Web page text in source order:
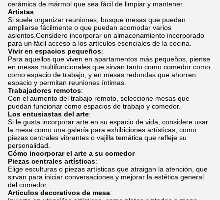
cerámica de mármol que sea fácil de limpiar y mantener.
Artistas:
Si suele organizar reuniones, busque mesas que puedan
ampliarse fácilmente o que puedan acomodar varios
asientos.Considere incorporar un almacenamiento incorporado
para un fácil acceso a los artículos esenciales de la cocina.
Vivir en espacios pequeños:
Para aquellos que viven en apartamentos más pequeños, piense
en mesas multifuncionales que sirvan tanto como comedor como
como espacio de trabajo, y en mesas redondas que ahorren
espacio y permitan reuniones íntimas.
Trabajadores remotos:
Con el aumento del trabajo remoto, seleccione mesas que
puedan funcionar como espacios de trabajo y comedor.
Los entusiastas del arte:
Si le gusta incorporar arte en su espacio de vida, considere usar
la mesa como una galería para exhibiciones artísticas, como
piezas centrales vibrantes o vajilla temática que refleje su
personalidad.
Cómo incorporar el arte a su comedor
Piezas centrales artísticas:
Elige esculturas o piezas artísticas que atraigan la atención, que
sirvan para iniciar conversaciones y mejorar la estética general
del comedor.
Artículos decorativos de mesa: